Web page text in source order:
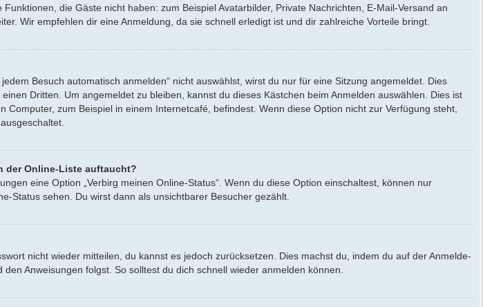
die Gäste nicht haben: zum Beispiel Avatarbilder, Private Nachrichten, E-Mail-Versand an
Wir empfehlen dir eine Anmeldung, da sie schnell erledigt ist und dir zahlreiche Vorteile bringt.
Besuch automatisch anmelden“ nicht auswählst, wirst du nur für eine Sitzung angemeldet. Dies
Dritten. Um angemeldet zu bleiben, kannst du dieses Kästchen beim Anmelden auswählen. Dies ist
Computer, zum Beispiel in einem Internetcafé, befindest. Wenn diese Option nicht zur Verfügung steht,
der Online-Liste auftaucht?
eine Option „Verbirg meinen Online-Status“. Wenn du diese Option einschaltest, können nur
Status sehen. Du wirst dann als unsichtbarer Besucher gezählt.
nicht wieder mitteilen, du kannst es jedoch zurücksetzen. Dies machst du, indem du auf der Anmelde-
Anweisungen folgst. So solltest du dich schnell wieder anmelden können.